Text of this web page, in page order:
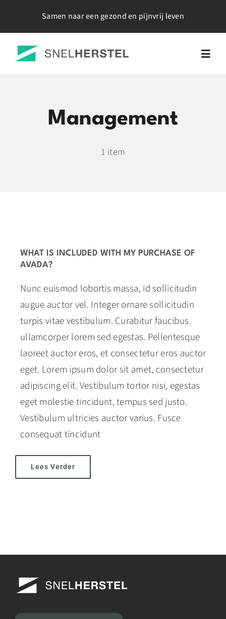
Samen naar een gezond en pijnvrij leven
Blog
Management
1 item
WHAT IS INCLUDED WITH MY PURCHASE OF
AVADA?
Nunc euismod lobortis massa, id sollicitudin
augue auctor vel. Integer ornare sollicitudin
turpis vitae vestibulum. Curabitur faucibus
ullamcorper lorem sed egestas. Pellentesque
laoreet auctor eros, et consectetur eros auctor
eget. Lorem ipsum dolor sit amet, consectetur
adipiscing elit. Vestibulum tortor nisi, egestas
eget molestie tincidunt, tempus sed justo.
Vestibulum ultricies auctor varius. Fusce
consequat tincidunt
Lees Verder